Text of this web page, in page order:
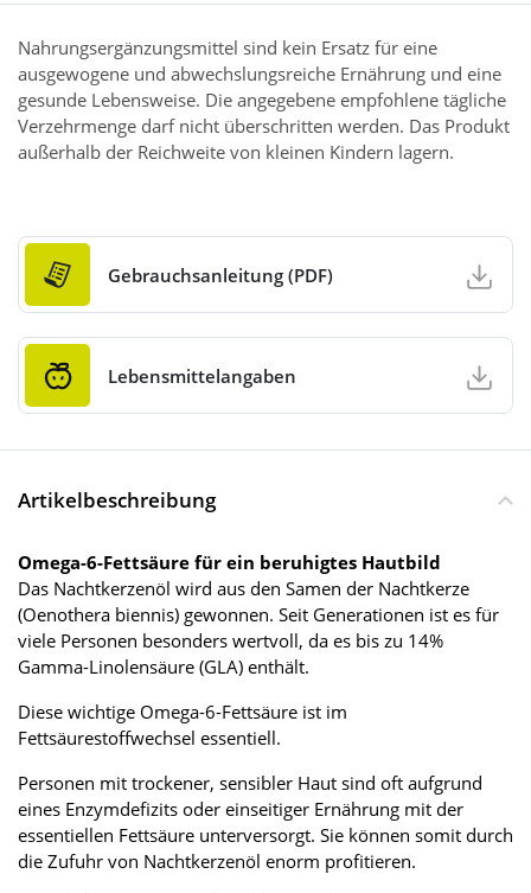
Nahrungsergänzungsmittel sind kein Ersatz für eine
ausgewogene und abwechslungsreiche Ernährung und eine
gesunde Lebensweise. Die angegebene empfohlene tägliche
Verzehrmenge darf nicht überschritten werden. Das Produkt
außerhalb der Reichweite von kleinen Kindern lagern.
Gebrauchsanleitung (PDF)
Lebensmittelangaben
Artikelbeschreibung
Omega-6-Fettsäure für ein beruhigtes Hautbild
Das Nachtkerzenöl wird aus den Samen der Nachtkerze
(Oenothera biennis) gewonnen. Seit Generationen ist es für
viele Personen besonders wertvoll, da es bis zu 14%
Gamma-Linolensäure (GLA) enthält.
Diese wichtige Omega-6-Fettsäure ist im
Fettsäurestoffwechsel essentiell.
Personen mit trockener, sensibler Haut sind oft aufgrund
eines Enzymdefizits oder einseitiger Ernährung mit der
essentiellen Fettsäure unterversorgt. Sie können somit durch
die Zufuhr von Nachtkerzenöl enorm profitieren.